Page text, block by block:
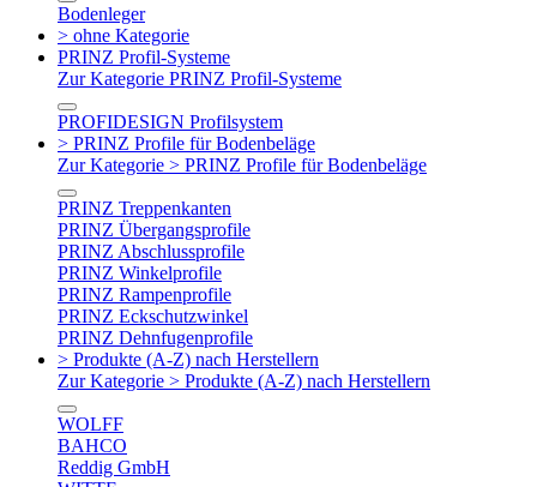
Bodenleger
> ohne Kategorie
PRINZ Profil-Systeme
Zur Kategorie PRINZ Profil-Systeme
PROFIDESIGN Profilsystem
> PRINZ Profile für Bodenbeläge
Zur Kategorie > PRINZ Profile für Bodenbeläge
PRINZ Treppenkanten
PRINZ Übergangsprofile
PRINZ Abschlussprofile
PRINZ Winkelprofile
PRINZ Rampenprofile
PRINZ Eckschutzwinkel
PRINZ Dehnfugenprofile
> Produkte (A-Z) nach Herstellern
Zur Kategorie > Produkte (A-Z) nach Herstellern
WOLFF
BAHCO
Reddig GmbH